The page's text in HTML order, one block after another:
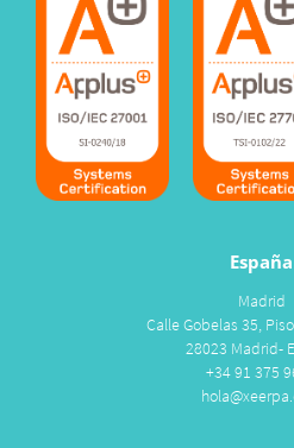
España
Madrid
Calle Gobelas 35,
28023 Madrid-
+34 91 375